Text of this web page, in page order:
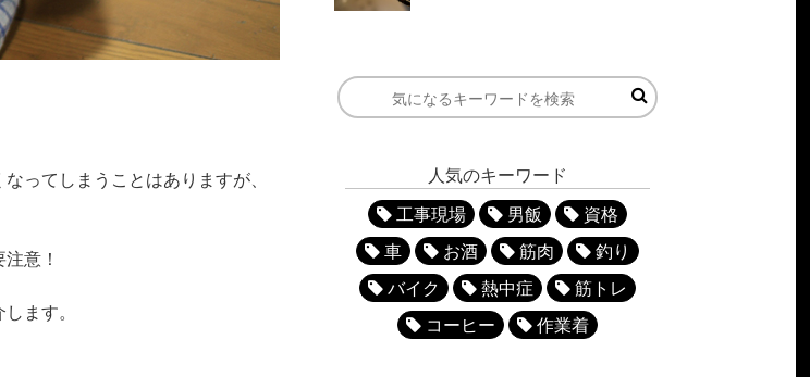
ってしまうことはありますが、
意！
ます。
人気のキーワード
工事現場
男飯
資格
車
お酒 筋肉
釣り
バイク
熱中症
筋トレ
コーヒー
作業着